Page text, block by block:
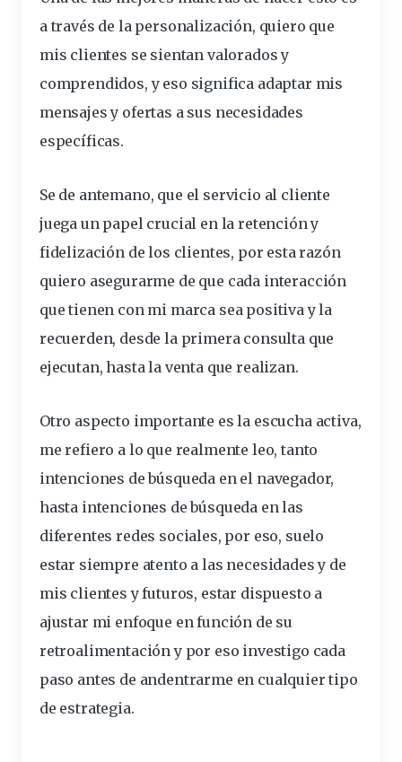
a través de la personalización, quiero que
mis clientes se sientan valorados y
comprendidos, y eso significa adaptar mis
mensajes y ofertas a sus necesidades
específicas.
Se de antemano, que el servicio al cliente
juega un papel crucial en la retención y
fidelización de los clientes, por esta razón
quiero asegurarme de que cada interacción
que tienen con mi marca sea positiva y la
recuerden, desde la primera consulta que
ejecutan, hasta la venta que realizan.
Otro aspecto importante es la escucha activa,
me refiero a lo que realmente leo, tanto
intenciones de búsqueda en el navegador,
hasta intenciones de búsqueda en las
diferentes redes sociales, por eso, suelo
estar siempre atento a las necesidades y de
mis clientes y futuros, estar dispuesto a
ajustar mi enfoque en función de su
retroalimentación y por eso investigo cada
paso antes de andentrarme en cualquier tipo
de estrategia.